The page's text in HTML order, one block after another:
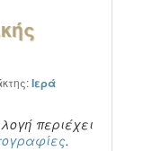
Ιερά
περιέχει
.